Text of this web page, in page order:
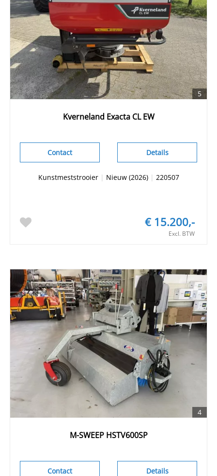
5
Kverneland Exacta CL EW
Details
Contact
Kunstmeststrooier| Nieuw (2026)| 220507
€ 15.200,-
Excl. BTW
4
M-SWEEP HSTV600SP
Details
Contact